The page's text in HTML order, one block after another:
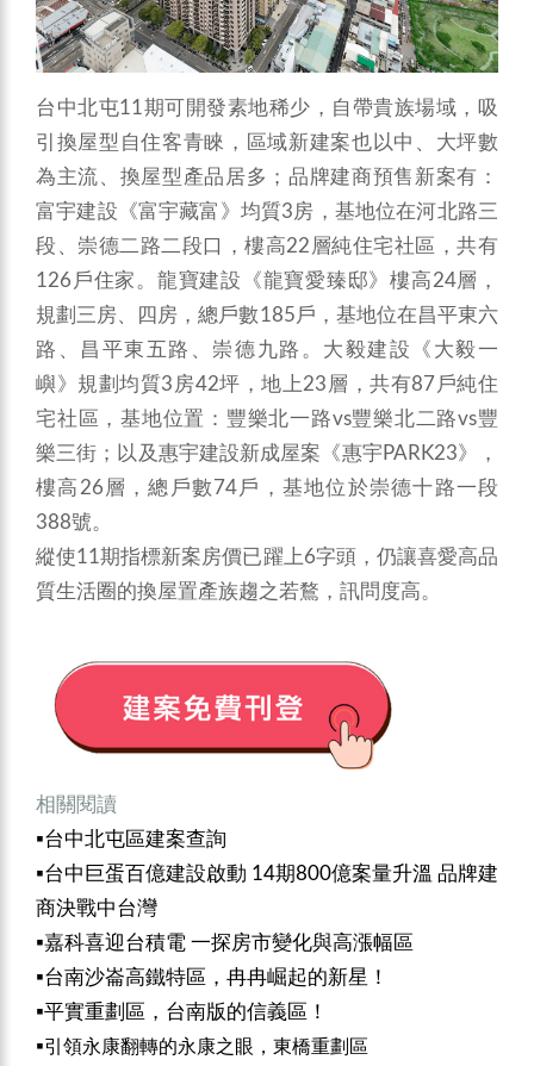
台中北屯11期可開發素地稀少，自帶貴族場域，吸
引換屋型自住客青睞，區域新建案也以中、大坪數
為主流、換屋型產品居多；品牌建商預售新案有：
富宇建設《富宇藏富》均質3房，基地位在河北路三
段、崇德二路二段口，樓高22層純住宅社區，共有
126戶住家。龍寶建設《龍寶愛臻邸》樓高24層，
規劃三房、四房，總戶數185戶，基地位在昌平東六
路、昌平東五路、崇德九路。大毅建設《大毅一
嶼》規劃均質3房42坪，地上23層，共有87戶純住
宅社區，基地位置：豐樂北一路vs豐樂北二路vs豐
樂三街；以及惠宇建設新成屋案《惠宇PARK23》，
樓高26層，總戶數74戶，基地位於崇德十路一段
388號。
縱使11期指標新案房價已躍上6字頭，仍讓喜愛高品
質生活圈的換屋置產族趨之若鶩，訊問度高。
相關閱讀
▪️台中北屯區建案查詢
▪️台中巨蛋百億建設啟動 14期800億案量升溫 品牌建
商決戰中台灣
▪️嘉科喜迎台積電 一探房市變化與高漲幅區
▪️台南沙崙高鐵特區，冉冉崛起的新星！
▪️平實重劃區，台南版的信義區！
▪️引領永康翻轉的永康之眼，東橋重劃區